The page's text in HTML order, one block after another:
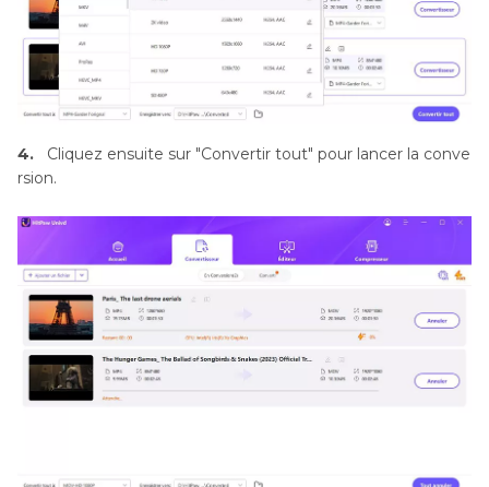
4.
Cliquez ensuite sur "Convertir tout" pour lancer la conve
rsion.